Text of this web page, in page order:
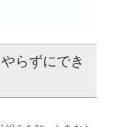
らずにでき